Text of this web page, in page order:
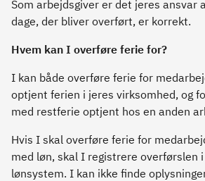
Som arbejdsgiver er det jeres ansvar
dage, der bliver overført, er korrekt.
Hvem kan I overføre ferie for?
I kan både overføre ferie for
optjent ferien i jeres virksomhed, og
med restferie optjent hos en anden
Hvis I skal overføre ferie for
med løn, skal I registrere overførslen
lønsystem. I kan ikke finde